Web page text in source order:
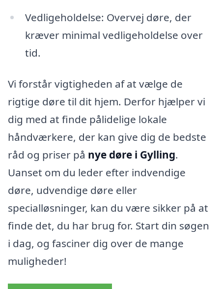
Vedligeholdelse: Overvej døre, der
kræver minimal vedligeholdelse over
tid.
Vi forstår vigtigheden af at vælge de
rigtige døre til dit hjem. Derfor hjælper vi
dig med at finde pålidelige lokale
håndværkere, der kan give dig de bedste
råd og priser på nye døre i Gylling.
Uanset om du leder efter indvendige
døre, udvendige døre eller
specialløsninger, kan du være sikker på at
finde det, du har brug for. Start din søgen
i dag, og fasciner dig over de mange
muligheder!